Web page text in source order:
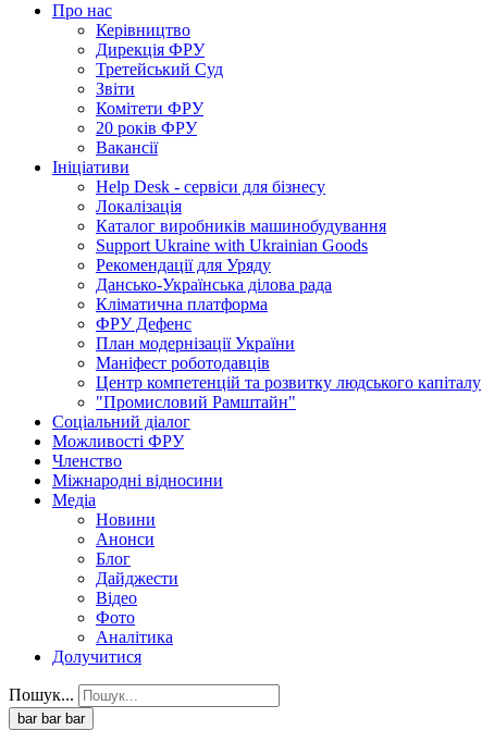
Про нас
Керівництво
Дирекція ФРУ
Третейський Суд
Звіти
Комітети ФРУ
20 років ФРУ
Вакансії
Ініціативи
Help Desk - сервіси для бізнесу
Локалізація
Каталог виробників машинобудування
Support Ukraine with Ukrainian Goods
Рекомендації для Уряду
Дансько-Українська ділова рада
Кліматична платформа
ФРУ Дефенс
План модернізації України
Маніфест роботодавців
Центр компетенцій та розвитку людського капіталу
"Промисловий Рамштайн"
Соціальний діалог
Можливості ФРУ
Членство
Міжнародні відносини
Медіа
Новини
Анонси
Блог
Дайджести
Відео
Фото
Аналітика
Долучитися
Пошук...
bar bar bar